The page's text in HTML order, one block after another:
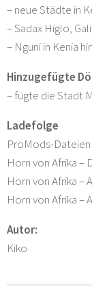
– neue Städte in
– Sadax Higlo,
– Nguni in Kenia
Hinzugefügte
– fügte die Stadt
Ladefolge
ProMods-Dateien
Horn von Afrika –
Horn von Afrika –
Horn von Afrika –
Autor:
Kiko